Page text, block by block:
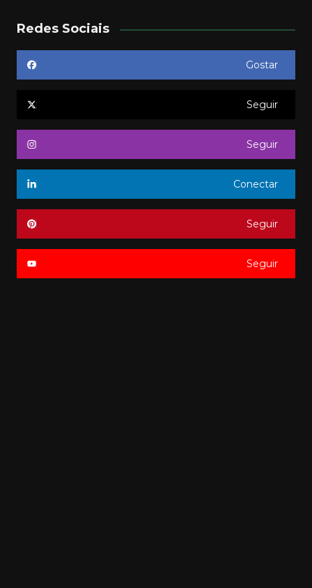
Redes Sociais
Gostar
Seguir
Seguir
Conectar
Seguir
Seguir